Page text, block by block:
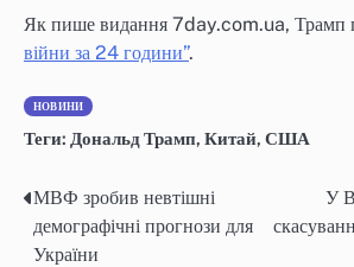
Як пише видання 7day.com.ua, Трамп
війни за 24 години”.
НОВИНИ
Теги: Дональд Трамп, Китай, США
Навігація
записів
МВФ зробив невтішні
демографічні прогнози для
України
У